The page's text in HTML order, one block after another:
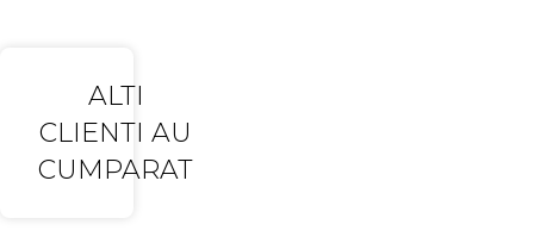
ALTI
CLIENTI AU
CUMPARAT